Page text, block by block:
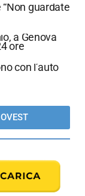
guardate
a Genova
ore
con l’auto